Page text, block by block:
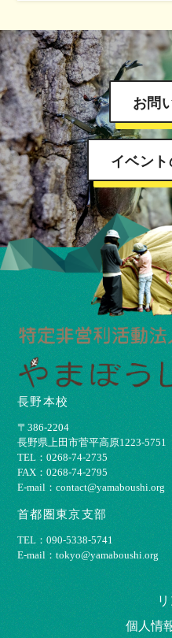
お問
イベン
長野本校
〒386-2204
⻑野県上⽥市菅平⾼原1223-5751
TEL：0268-74-2735
FAX：0268-74-2795
E-mail：contact@yamaboushi.org
首都圏東京支部
TEL：090-5338-5741
E-mail：tokyo@yamaboushi.org
個⼈情